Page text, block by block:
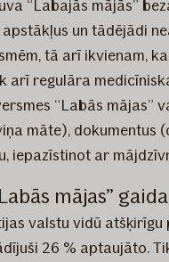
“Labajās mājās”
un tādējādi
tā arī ikvienam,
arī regulāra
“Labās
māte),
iepazīstinot ar
mājas”
valstu vidū
26 % aptaujāto.